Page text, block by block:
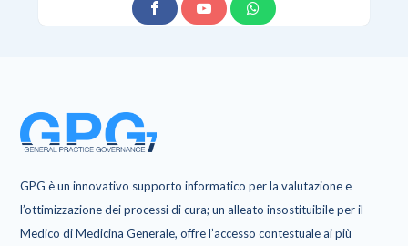
GPG è un innovativo supporto informatico per la valutazione e
l’ottimizzazione dei processi di cura; un alleato insostituibile per il
Medico di Medicina Generale, offre l’accesso contestuale ai più